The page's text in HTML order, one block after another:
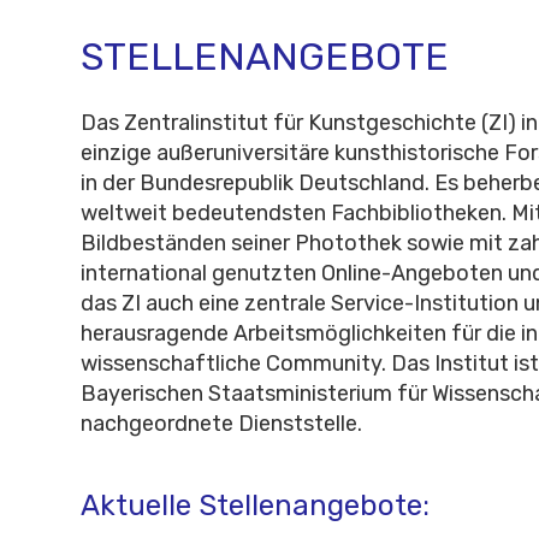
STELLENANGEBOTE
Das Zentralinstitut für Kunstgeschichte (ZI)
einzige außeruniversitäre kunsthistorische
in der Bundesrepublik Deutschland. Es
weltweit bedeutendsten Fachbibliotheken.
Bildbeständen seiner Photothek sowie mit
international genutzten Online-Angeboten
das ZI auch eine zentrale Service-Institution
herausragende Arbeitsmöglichkeiten für die
wissenschaftliche Community. Das Institut
Bayerischen Staatsministerium für
nachgeordnete Dienststelle.
Aktuelle Stellenangebote: